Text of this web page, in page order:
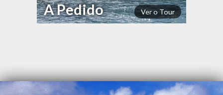
Ver o Tour
A Pedido